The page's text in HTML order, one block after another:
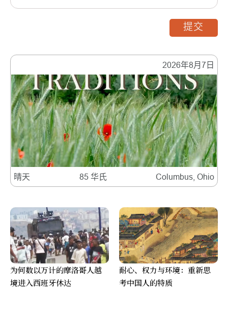
2026年8月7日
晴天 85 华氏 Columbus, Ohio
提交
为何数以万计的摩洛哥人越
境进入西班牙休达
耐心、权力与环境：重新思
考中国人的特质